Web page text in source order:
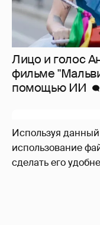
Используя данный
использование
сделать его
Лицо и голос
фильме
помощью ИИ